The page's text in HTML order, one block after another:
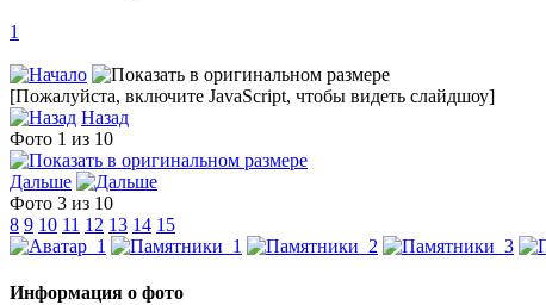
1
[Пожалуйста, включите JavaScript, чтобы видеть слайдшоу]
Назад
Фото 1 из 10
Дальше
Фото 3 из 10
8 9 10 11 12 13 14 15
Информация о фото